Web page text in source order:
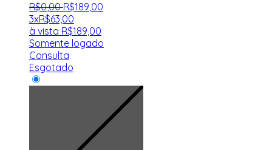
R$0,00 R$189,00
3xR$63,00
à vista R$189,00
Somente logado
Consulta
Esgotado